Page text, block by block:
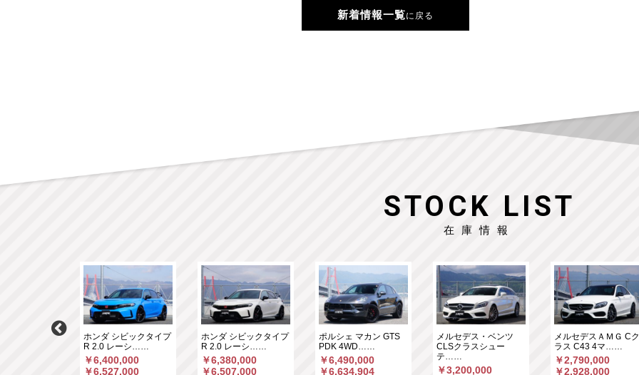
新着情報一覧に戻る
STOCK LIST
在庫情報
カントリーマ
ホンダ シビックタイプ
R 2.0 レーシ……
￥6,400,000
￥6,527,000
ホンダ シビックタイプ
R 2.0 レーシ……
￥6,380,000
￥6,507,000
ポルシェ マカン GTS
PDK 4WD……
￥6,490,000
￥6,634,904
メルセデス・ベンツ
CLSクラスシュー
テ……
￥3,200,000
メルセデスＡＭＧ Cク
ラス C43 4マ……
￥2,790,000
￥2,928,000